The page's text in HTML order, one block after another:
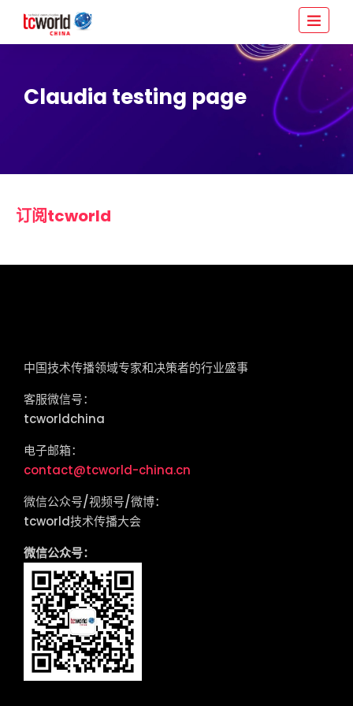
Claudia testing page
订阅tcworld
中国技术传播领域专家和决策者的行业盛事
客服微信号：
tcworldchina
电子邮箱：
contact@tcworld-china.cn
微信公众号/视频号/微博：
tcworld技术传播大会
微信公众号：